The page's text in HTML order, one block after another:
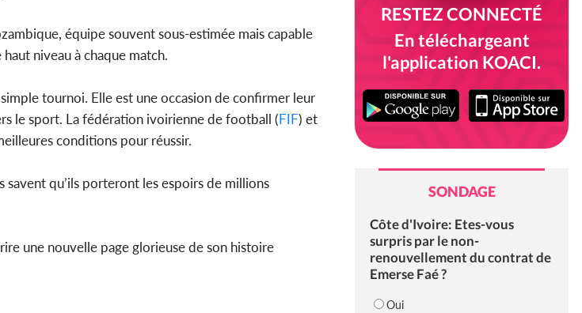
équipe souvent sous-estimée mais capable
niveau à chaque match.
tournoi. Elle est une occasion de confirmer leur
le sport. La fédération ivoirienne de football (FIF) et
conditions pour réussir.
qu’ils porteront les espoirs de millions
une nouvelle page glorieuse de son histoire
RESTEZ CONNECTÉ
En téléchargeant
l'application KOACI.
SONDAGE
Côte d'Ivoire: Etes-vous
surpris par le non-
renouvellement du contrat de
Emerse Faé ?
Oui